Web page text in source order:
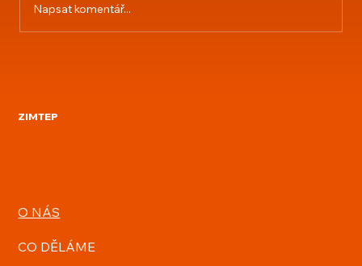
Napsat komentář...
ZIMTEP
O NÁS
CO DĚLÁME